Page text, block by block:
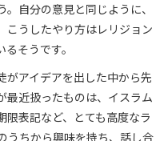
自分の意見と同じように、
こうしたやり方はレリジョン
そうです。
がアイデアを出した中から先
最近扱ったものは、イスラム
限表記など、とても高度なラ
うちから興味を持ち、話し合